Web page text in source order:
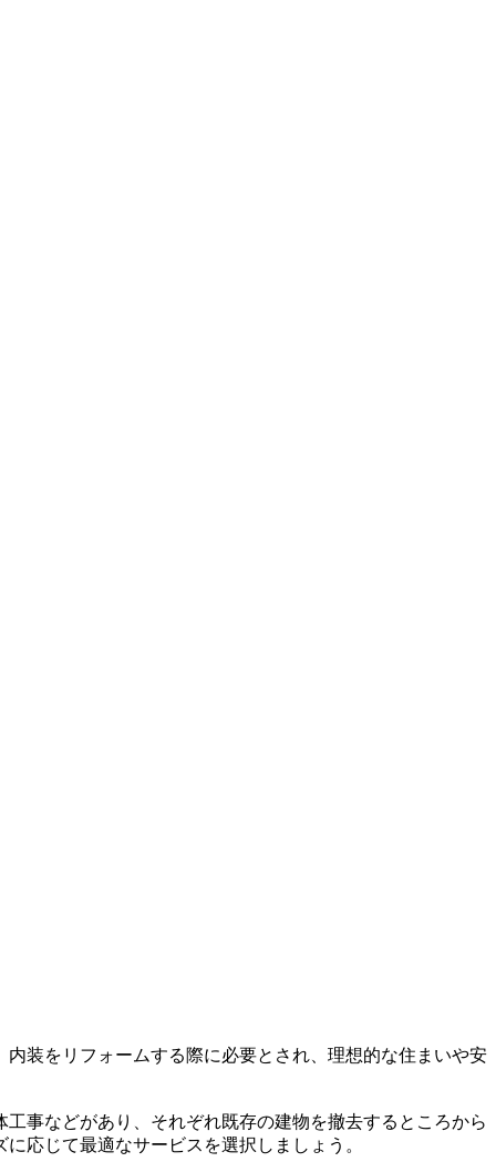
装をリフォームする際に必要とされ、理想的な住まいや安
事などがあり、それぞれ既存の建物を撤去するところから
応じて最適なサービスを選択しましょう。